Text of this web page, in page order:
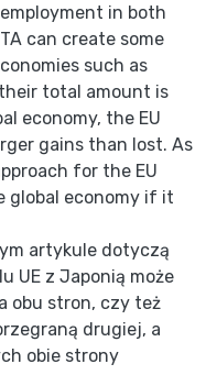
in both
can create some
such as
total amount is
economy, the EU
gains than lost. As
for the EU
global economy if it
artykule dotyczą
UE z Japonią może
obu stron, czy też
drugiej, a
obie strony